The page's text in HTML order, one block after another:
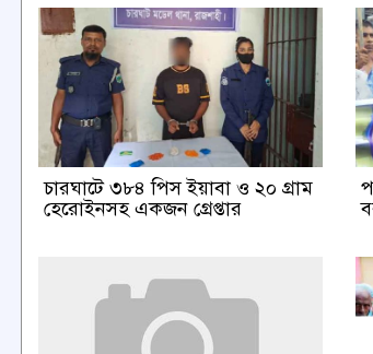
চারঘাটে ৩৮৪ পিস ইয়াবা ও ২০ গ্রাম
হেরোইনসহ একজন গ্রেপ্তার